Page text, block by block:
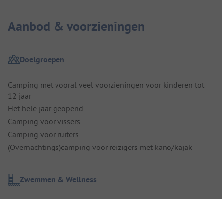
Aanbod & voorzieningen
Doelgroepen
Camping met vooral veel voorzieningen voor kinderen tot
12 jaar
Het hele jaar geopend
Camping voor vissers
Camping voor ruiters
(Overnachtings)camping voor reizigers met kano/kajak
Zwemmen & Wellness